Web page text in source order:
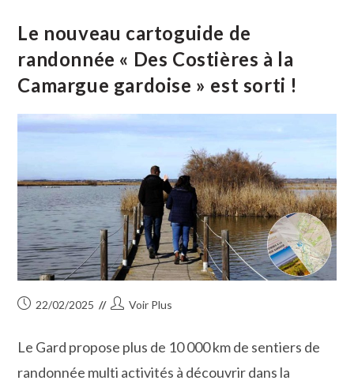
Camargue
Lance
Saison
2025
Avec
Ses
Le nouveau cartoguide de
randonnée « Des Costières à la
Camargue gardoise » est sorti !
Publication
22/02/2025
Auteur/autrice
publication :
Voir Plus
Le Gard propose plus de 10 000 km de sentiers de
randonnée multi activités à découvrir dans la